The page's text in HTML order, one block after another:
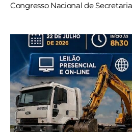
Congresso Nacional de